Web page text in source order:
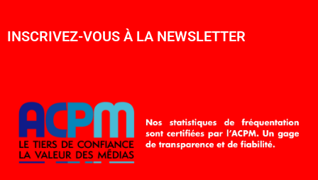
INSCRIVEZ-VOUS À LA NEWSLETTER